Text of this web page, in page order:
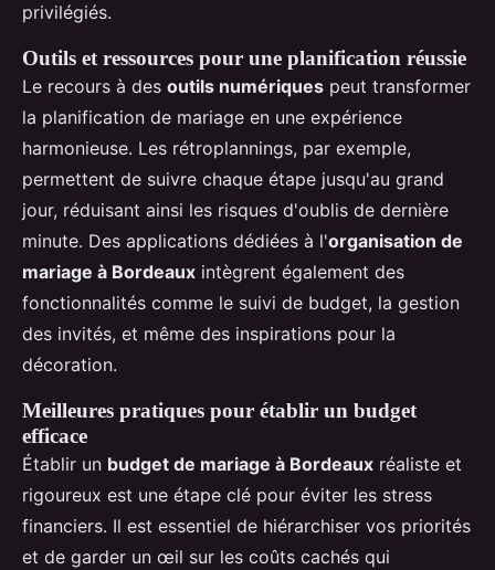
privilégiés.
Outils et ressources pour une planification réussie
Le recours à des outils numériques peut transformer
la planification de mariage en une expérience
harmonieuse. Les rétroplannings, par exemple,
permettent de suivre chaque étape jusqu'au grand
jour, réduisant ainsi les risques d'oublis de dernière
minute. Des applications dédiées à l'organisation de
mariage à Bordeaux intègrent également des
fonctionnalités comme le suivi de budget, la gestion
des invités, et même des inspirations pour la
décoration.
Meilleures pratiques pour établir un budget
efficace
Établir un budget de mariage à Bordeaux réaliste et
rigoureux est une étape clé pour éviter les stress
financiers. Il est essentiel de hiérarchiser vos priorités
et de garder un œil sur les coûts cachés qui